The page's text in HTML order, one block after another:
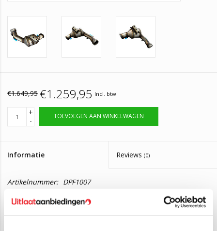
€1.649,95 €1.259,95 Incl. btw
+
-
TOEVOEGEN AAN WINKELWAGEN
Informatie Reviews (0)
Artikelnummer: DPF1007
Roetfilter Mercedes E-Klasse